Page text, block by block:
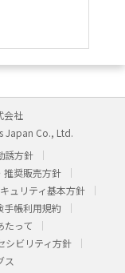
会社
Japan Co., Ltd.
誘方針
推奨販売方針
ュリティ基本方針
手帳利用規約
たって
シビリティ方針
ス